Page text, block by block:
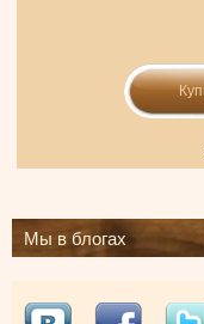
Мы в блогах